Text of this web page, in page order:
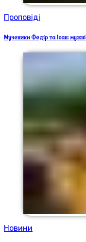
Проповіді
Мученики Федір та Іоан:
Новини